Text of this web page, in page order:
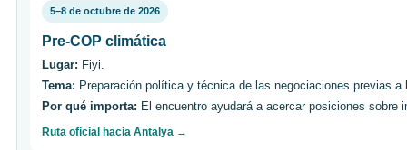
5–8 de octubre de 2026
Pre-COP climática
Lugar: Fiyi.
Tema: Preparación política y técnica de las negociaciones previas a
Por qué importa: El encuentro ayudará a acercar posiciones
Ruta oficial hacia Antalya →